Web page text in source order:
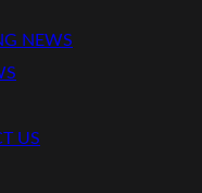
NEWS
US